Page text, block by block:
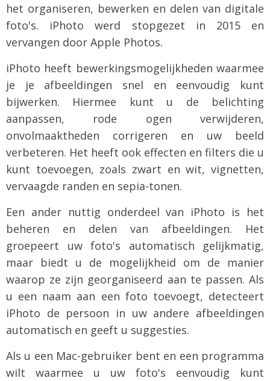
het organiseren, bewerken en delen van digitale
foto's. iPhoto werd stopgezet in 2015 en
vervangen door Apple Photos.
iPhoto heeft bewerkingsmogelijkheden waarmee
je je afbeeldingen snel en eenvoudig kunt
bijwerken. Hiermee kunt u de belichting
aanpassen, rode ogen verwijderen,
onvolmaaktheden corrigeren en uw beeld
verbeteren. Het heeft ook effecten en filters die u
kunt toevoegen, zoals zwart en wit, vignetten,
vervaagde randen en sepia-tonen.
Een ander nuttig onderdeel van iPhoto is het
beheren en delen van afbeeldingen. Het
groepeert uw foto's automatisch gelijkmatig,
maar biedt u de mogelijkheid om de manier
waarop ze zijn georganiseerd aan te passen. Als
u een naam aan een foto toevoegt, detecteert
iPhoto de persoon in uw andere afbeeldingen
automatisch en geeft u suggesties.
Als u een Mac-gebruiker bent en een programma
wilt waarmee u uw foto's eenvoudig kunt